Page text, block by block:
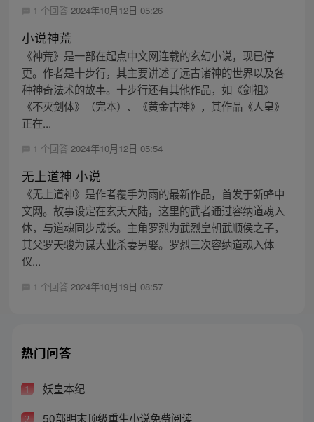
1 个回答 2024年10月12日 05:26
小说神荒
《神荒》是一部在起点中文网连载的玄幻小说，现已停
更。作者是十步行，其主要讲述了远古诸神的世界以及各
种神奇法术的故事。十步行还有其他作品，如《剑祖》
《不灭剑体》（完本）、《黄金古神》，其作品《人皇》
正在...
1 个回答 2024年10月12日 05:54
无上道神 小说
《无上道神》是作者覆手为雨的最新作品，首发于新蜂中
文网。故事设定在玄天大陆，这里的武者通过容纳道魂入
体，与道魂同步成长。主角罗烈为武烈皇朝武顺侯之子，
其父罗天骏为谋大业杀妻另娶。罗烈三次容纳道魂入体
仪...
1 个回答 2024年10月19日 08:57
热门问答
1 妖皇本纪
2 50部明末顶级重生小说免费阅读